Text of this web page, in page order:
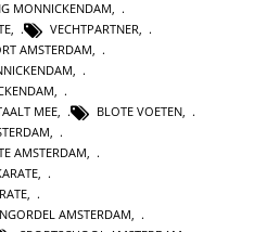
MONNICKENDAM
VECHTPARTNER
AMSTERDAM
MEE
BLOTE VOETEN
AMSTERDAM,
,
,
AMSTERDAM,